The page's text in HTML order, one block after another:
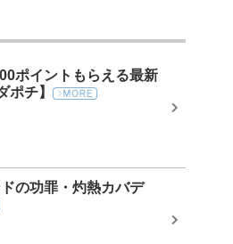
ポイントもらえる最新
ポチ】
の功罪・灼熱カバデ